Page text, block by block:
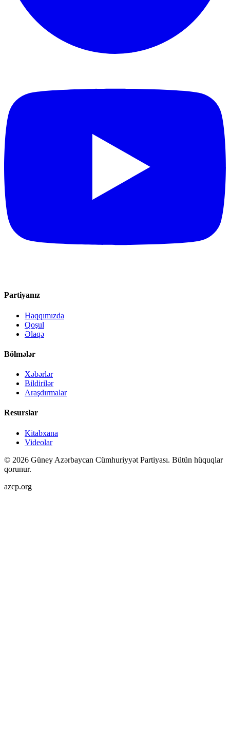
Partiyanız
Haqqımızda
Qoşul
Əlaqə
Bölmələr
Xəbərlər
Bildirilər
Araşdırmalar
Resurslar
Kitabxana
Videolar
© 2026 Güney Azərbaycan Cümhuriyyət Partiyası. Bütün hüquqlar
qorunur.
azcp.org